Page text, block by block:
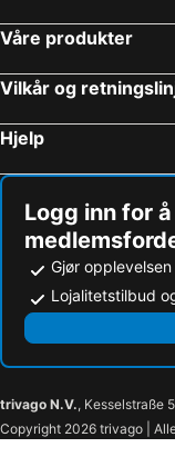
Våre produkter
Vilkår og
Hjelp
Logg inn for
Gjør
Lojalitetstilbud
trivago N.V., Kesselstraße
Copyright 2026 trivago |